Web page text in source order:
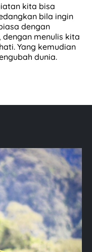
kita bisa
bila ingin
dengan
menulis kita
Yang kemudian
dunia.